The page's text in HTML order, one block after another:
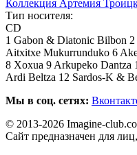
Коллекция Артемия
Тип носителя:
CD
1 Gabon & Diatonic Bilbon
Aitxitxe Mukurrunduko 6
8 Xoxua 9 Arkupeko Dantza
Ardi Beltza 12 Sardos-K &
Мы в соц. сетях:
© 2013-2026 Imagine-
Сайт предназначен для